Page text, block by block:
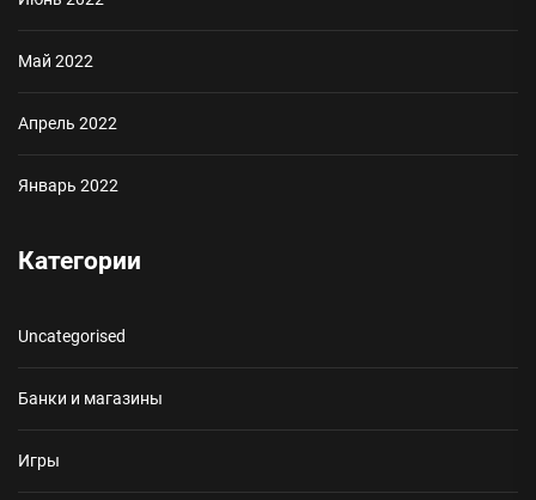
Май 2022
Апрель 2022
Январь 2022
Категории
Uncategorised
Банки и магазины
Игры